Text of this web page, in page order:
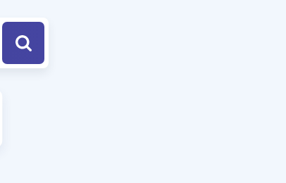
Fırsatlar
İlgili Haberler